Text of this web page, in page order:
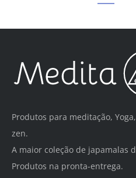
Produtos para meditação,
zen.
A maior coleção de japamalas
Produtos na pronta-entrega.